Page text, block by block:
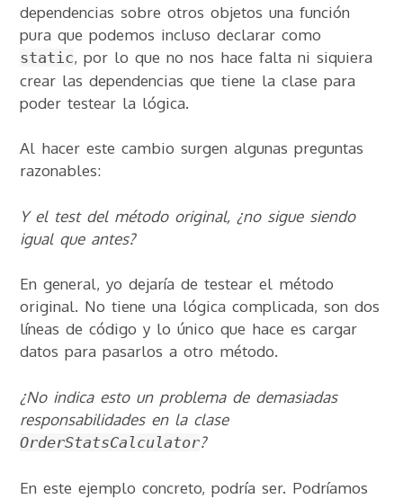
dependencias sobre otros objetos una función
pura que podemos incluso declarar como
static, por lo que no nos hace falta ni siquiera
crear las dependencias que tiene la clase para
poder testear la lógica.
Al hacer este cambio surgen algunas preguntas
razonables:
Y el test del método original, ¿no sigue siendo
igual que antes?
En general, yo dejaría de testear el método
original. No tiene una lógica complicada, son dos
líneas de código y lo único que hace es cargar
datos para pasarlos a otro método.
¿No indica esto un problema de demasiadas
responsabilidades en la clase
OrderStatsCalculator?
En este ejemplo concreto, podría ser. Podríamos